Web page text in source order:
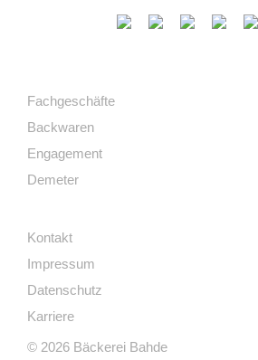
Fachgeschäfte
Backwaren
Engagement
Demeter
Kontakt
Impressum
Datenschutz
Karriere
© 2026 Bäckerei Bahde